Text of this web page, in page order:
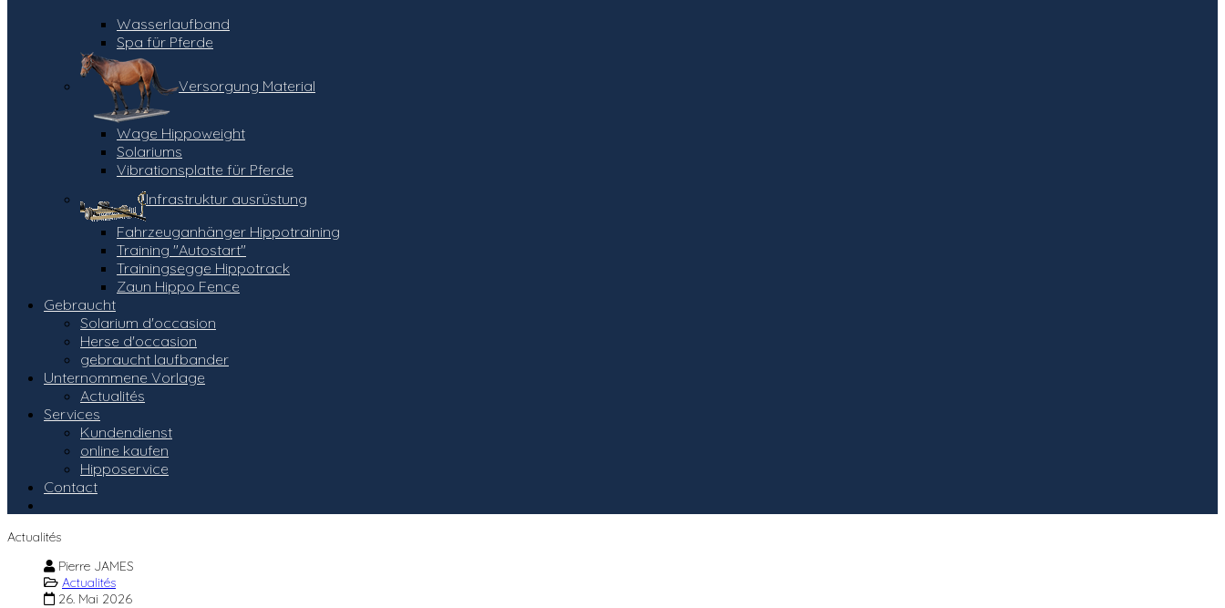
Wasserlaufband
Spa für Pferde
Versorgung Material
Wage Hippoweight
Solariums
Vibrationsplatte für Pferde
Infrastruktur ausrüstung
Fahrzeuganhänger Hippotraining
Training "Autostart"
Trainingsegge Hippotrack
Zaun Hippo Fence
Gebraucht
Solarium d'occasion
Herse d'occasion
gebraucht laufbander
Unternommene Vorlage
Actualités
Services
Kundendienst
online kaufen
Hipposervice
Contact
Actualités
Pierre JAMES
Actualités
26. Mai 2026